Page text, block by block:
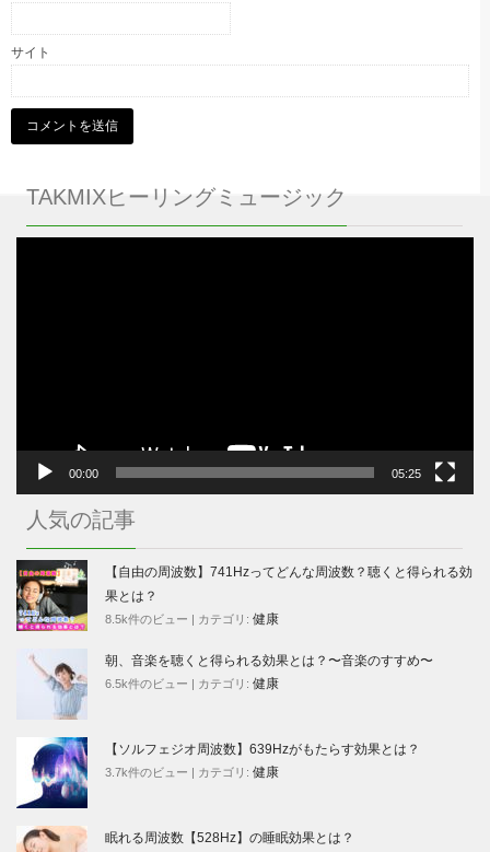
サイト
TAKMIXヒーリングミュージック
00:00 05:25
人気の記事
【自由の周波数】741Hzってどんな周波数？聴くと得られる効
果とは？
8.5k件のビュー カテゴリ: 健康
朝、音楽を聴くと得られる効果とは？〜音楽のすすめ〜
6.5k件のビュー カテゴリ: 健康
【ソルフェジオ周波数】639Hzがもたらす効果とは？
3.7k件のビュー カテゴリ: 健康
眠れる周波数【528Hz】の睡眠効果とは？